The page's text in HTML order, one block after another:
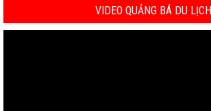
VIDEO QUẢNG BÁ DU LỊCH